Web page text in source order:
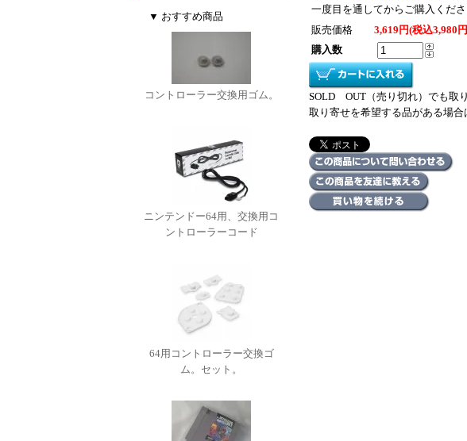
一度目を通してからご購入くださ
販売価格
3,619円(税込3,980
購入数
SOLD OUT（売り切れ）でも取
取り寄せを希望する品がある場合
▼ おすすめ商品
コントローラー交換用ゴム。
ニンテンドー64用、交換用コ
ントローラーコード
64用コントローラー交換ゴ
ム。セット。